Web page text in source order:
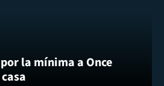
la mínima a Once